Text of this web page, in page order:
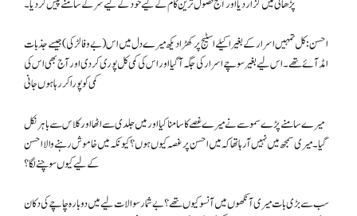
پڑھائی میں گزار دیا اور آج فضول ترین کام کے لیے خود کے لیے سر کے سامنے پیش کردیا۔
احسن: کل تمہیں اسرار کے بغیر اکیلے اسٹیج پر کھڑا دیکھ میرے دل میں اس (بے وفا لڑکی) جیسے جذبات
امڈ آئے تھے۔ اس لیے بغیر سوچے اسرار کی جگہ آگیا اور اس کی کمی کل پوری کردی اور آج بھی اس کی
کمی کو پورا کررہا ہوں جانی
میرے سامنے پڑے سموسے نے میرے غصے کا سامنا کیا اور میں جلدی سے اٹھا اور کلاس سے باہر نکل
گیا۔ میری سمجھ میں نہیں آرہا تھا کہ میں احسن پر غصہ کیوں ہوں؟ کیونکہ میں خاموش رہنے والا احسن
کے لیے کیوں سوچنے لگا؟
سب سے بڑی بات میری آنکھوں میں آنسو کیوں تھے؟ بے شمار سوالات لیے میں دوبارہ چاچے کی دکان